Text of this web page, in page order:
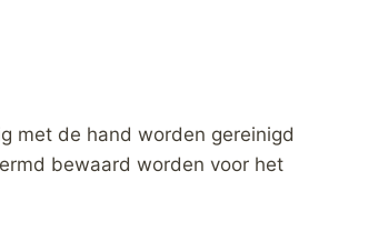
met de hand worden gereinigd
bewaard worden voor het